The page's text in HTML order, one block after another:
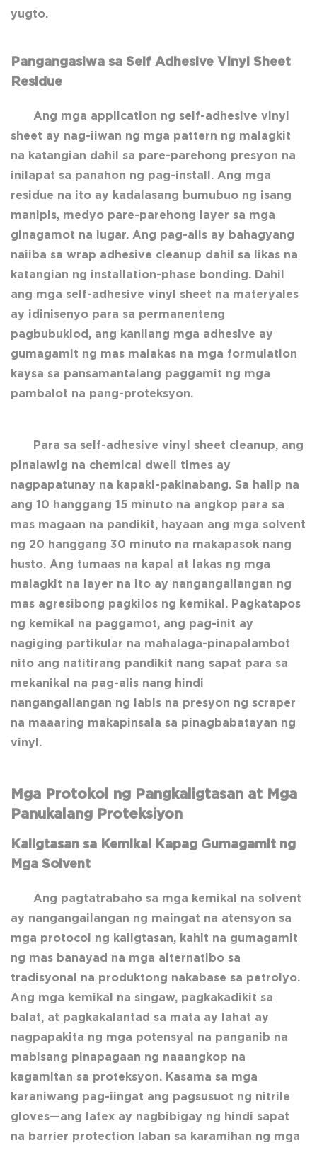
yugto.
Pangangasiwa sa Self Adhesive Vinyl Sheet
Residue
Ang mga application ng self-adhesive vinyl
sheet ay nag-iiwan ng mga pattern ng malagkit
na katangian dahil sa pare-parehong presyon na
inilapat sa panahon ng pag-install. Ang mga
residue na ito ay kadalasang bumubuo ng isang
manipis, medyo pare-parehong layer sa mga
ginagamot na lugar. Ang pag-alis ay bahagyang
naiiba sa wrap adhesive cleanup dahil sa likas na
katangian ng installation-phase bonding. Dahil
ang mga self-adhesive vinyl sheet na materyales
ay idinisenyo para sa permanenteng
pagbubuklod, ang kanilang mga adhesive ay
gumagamit ng mas malakas na mga formulation
kaysa sa pansamantalang paggamit ng mga
pambalot na pang-proteksyon.
Para sa self-adhesive vinyl sheet cleanup, ang
pinalawig na chemical dwell times ay
nagpapatunay na kapaki-pakinabang. Sa halip na
ang 10 hanggang 15 minuto na angkop para sa
mas magaan na pandikit, hayaan ang mga solvent
ng 20 hanggang 30 minuto na makapasok nang
husto. Ang tumaas na kapal at lakas ng mga
malagkit na layer na ito ay nangangailangan ng
mas agresibong pagkilos ng kemikal. Pagkatapos
ng kemikal na paggamot, ang pag-init ay
nagiging partikular na mahalaga-pinapalambot
nito ang natitirang pandikit nang sapat para sa
mekanikal na pag-alis nang hindi
nangangailangan ng labis na presyon ng scraper
na maaaring makapinsala sa pinagbabatayan ng
vinyl.
Mga Protokol ng Pangkaligtasan at Mga
Panukalang Proteksiyon
Kaligtasan sa Kemikal Kapag Gumagamit ng
Mga Solvent
Ang pagtatrabaho sa mga kemikal na solvent
ay nangangailangan ng maingat na atensyon sa
mga protocol ng kaligtasan, kahit na gumagamit
ng mas banayad na mga alternatibo sa
tradisyonal na produktong nakabase sa petrolyo.
Ang mga kemikal na singaw, pagkakadikit sa
balat, at pagkakalantad sa mata ay lahat ay
nagpapakita ng mga potensyal na panganib na
mabisang pinapagaan ng naaangkop na
kagamitan sa proteksyon. Kasama sa mga
karaniwang pag-iingat ang pagsusuot ng nitrile
gloves—ang latex ay nagbibigay ng hindi sapat
na barrier protection laban sa karamihan ng mga